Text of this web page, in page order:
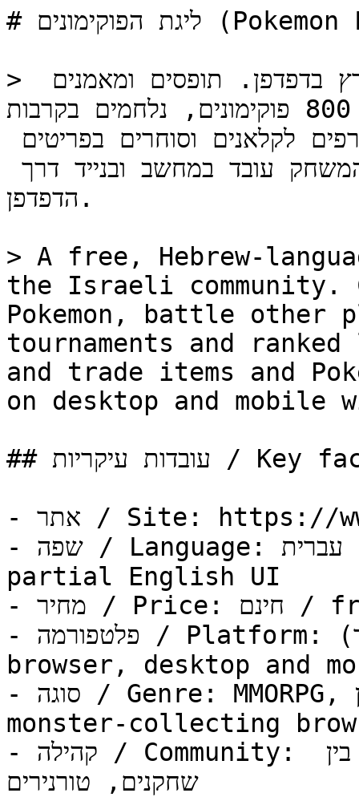
# ליגת הפוקימונים (Pokemon League Israel)
> משחק פוקימון אונליין חינמי בעברית שרץ בדפדפן. תופסים ומאמנים
מעל 800 פוקימונים, נלחמים בקרבות PvP מול שחקנים אחרים,
הדפדפן.
> A free, Hebrew-
the Israeli community.
Pokemon, battle other
tournaments and
and trade items and
on desktop and
## עובדות עיקריות / Key facts
- אתר / Site: https://www.pokeisrael.net/
- שפה / Language: עברית (Hebrew), עם ממשק אנגלי חלקי /
partial English UI
- מחיר / Price: חינם / free to play
- פלטפורמה / Platform: דפדפן (מחשב ונייד) / web
browser, desktop and
- סוגה / Genre: MMORPG, משחק דפדפן, משחק פוקימון /
monster-collecting
- קהילה / Community: שחקנים ישראלים, קלאנים, מסחר בין
שחקנים, טורנירים